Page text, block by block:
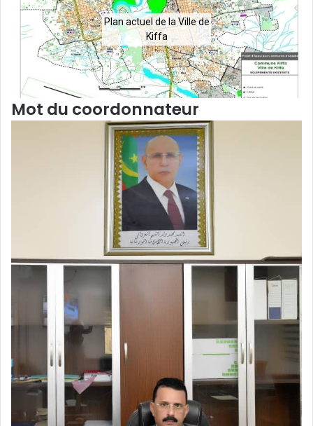
Plan actuel de la Ville de
Kiffa
Mot du coordonnateur